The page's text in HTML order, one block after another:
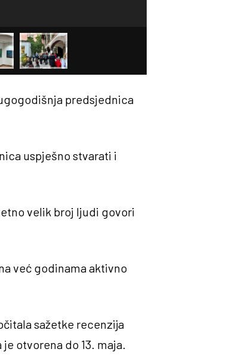
predsjednica
uspješno stvarati i
velik broj ljudi govori
već godinama aktivno
sažetke recenzija
otvorena do 13. maja.